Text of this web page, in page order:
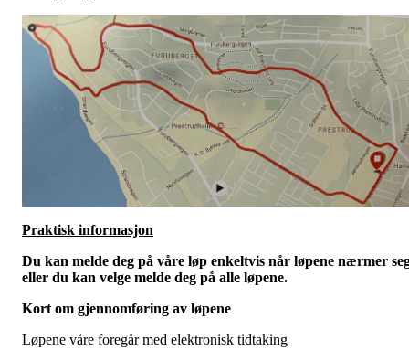
Praktisk informasjon
Du kan melde deg på våre løp enkeltvis når løpene nærmer
eller du kan velge melde deg på alle løpene.
Kort om gjennomføring av løpene
Løpene våre foregår med elektronisk tidtaking